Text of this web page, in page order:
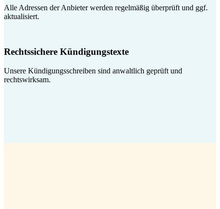
Alle Adressen der Anbieter werden regelmäßig überprüft und ggf.
aktualisiert.
Rechtssichere Kündigungstexte
Unsere Kündigungsschreiben sind anwaltlich geprüft und
rechtswirksam.